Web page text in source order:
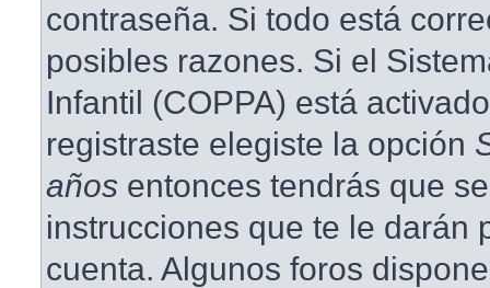
contraseña. Si todo está
posibles razones. Si el
Infantil (COPPA) está
registraste elegiste la opción
años entonces tendrás que
instrucciones que te le darán
cuenta. Algunos foros